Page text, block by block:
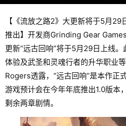
【《流放之路2》大更新将于5月
推出】开发商Grinding Gear
更新“远古回响”将于5月29日上线
体验及武圣和灵魂行者的升华职业
Rogers透露，“远古回响”是本作正
游戏预计会在今年年底推出1.0版本
剩余两章剧情。